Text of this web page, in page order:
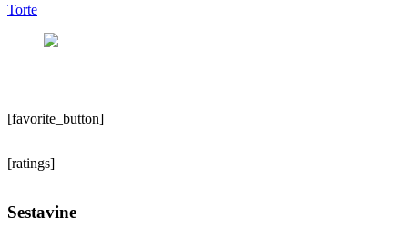
Torte
[favorite_button]
[ratings]
Sestavine